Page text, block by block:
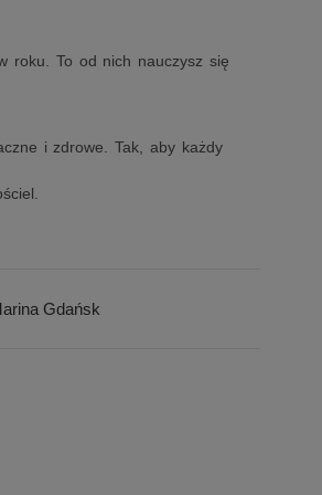
roku. To od nich nauczysz się
i zdrowe. Tak, aby każdy
Gdańsk